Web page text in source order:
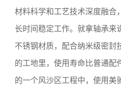
材料科学和工艺技术深度融合
长时间稳定工作。就拿轴承来
不锈钢材质，配合纳米级密封
的工地里，使用寿命比普通配
的一个风沙区工程中，使用美